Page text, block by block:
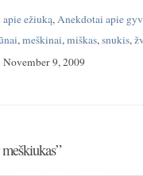
ežiuką,Anekdotai apie
,meškinai,miškas,snukis,
November 9, 2009